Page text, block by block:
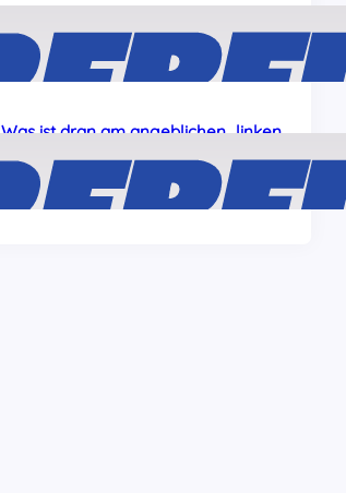
24 Juli, 2026
Was ist dran am angeblichen „linken
22 Juli, 2026